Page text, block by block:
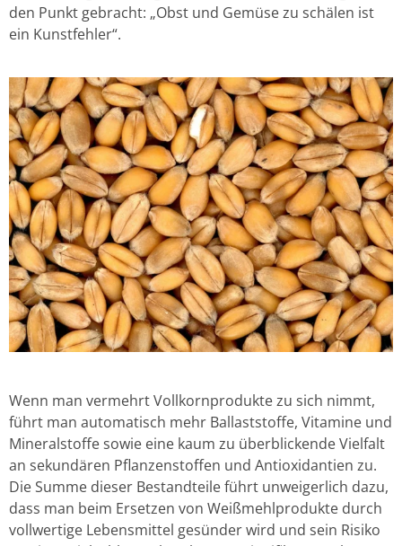
den Punkt gebracht: „Obst und Gemüse zu schälen ist
ein Kunstfehler“.
Wenn man vermehrt Vollkornprodukte zu sich nimmt,
führt man automatisch mehr Ballaststoffe, Vitamine und
Mineralstoffe sowie eine kaum zu überblickende Vielfalt
an sekundären Pflanzenstoffen und Antioxidantien zu.
Die Summe dieser Bestandteile führt unweigerlich dazu,
dass man beim Ersetzen von Weißmehlprodukte durch
vollwertige Lebensmittel gesünder wird und sein Risiko